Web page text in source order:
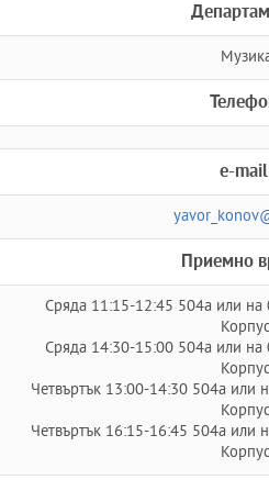
e-
Приемно
Сряда 11:15-12:45 504а или
Корпус
Сряда 14:30-15:00 504а или
Корпус
Четвъртък 13:00-14:30 504а или
Корпус
Четвъртък 16:15-16:45 504а или
Корпус